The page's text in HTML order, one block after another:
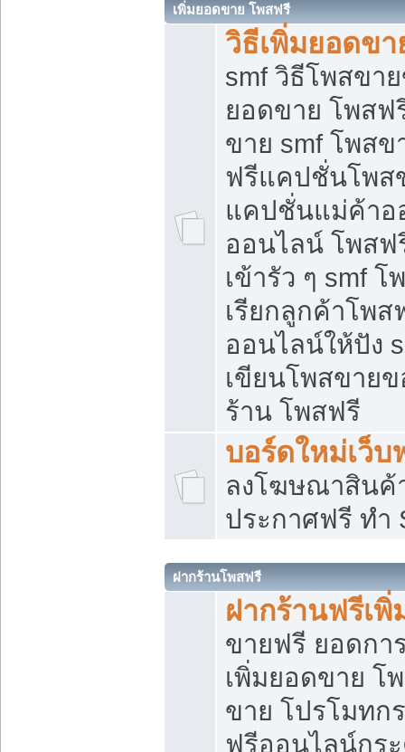
เพิ่มยอดขาย โพสฟรี
วิธีเพิ่มยอดข
smf วิธีโพสขา
ยอดขาย โพสฟ
ขาย smf โพส
ฟรีแคปชั่นโพส
แคปชั่นแม่ค้า
ออนไลน์ โพสฟ
เข้ารัว ๆ smf
เรียกลูกค้าโพส
ออนไลน์ให้ปัง
เขียนโพสขาย
ร้าน โพสฟรี
บอร์ดใหม่เว็บ
ลงโฆษณาสิน
ประกาศฟรี ทำ
ฝากร้านโพสฟรี
ฝากร้านฟรีเ
ขายฟรี ยอดกา
เพิ่มยอดขาย โ
ขาย โปรโมทก
ฟรีออนไลน์กร